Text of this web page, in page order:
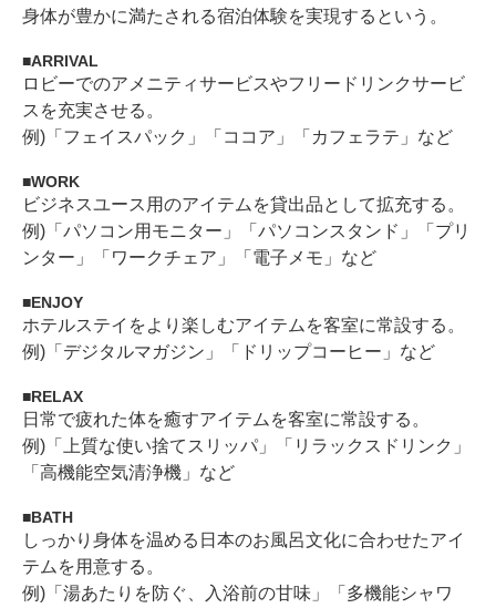
身体が豊かに満たされる宿泊体験を実現するという。
ARRIVAL
ロビーでのアメニティサービスやフリードリンクサービ
スを充実させる。
例)「フェイスパック」「ココア」「カフェラテ」など
WORK
ビジネスユース用のアイテムを貸出品として拡充する。
例)「パソコン用モニター」「パソコンスタンド」「プリ
ンター」「ワークチェア」「電子メモ」など
ENJOY
ホテルステイをより楽しむアイテムを客室に常設する。
例)「デジタルマガジン」「ドリップコーヒー」など
RELAX
日常で疲れた体を癒すアイテムを客室に常設する。
例)「上質な使い捨てスリッパ」「リラックスドリンク」
「高機能空気清浄機」など
BATH
しっかり身体を温める日本のお風呂文化に合わせたアイ
テムを用意する。
例)「湯あたりを防ぐ、入浴前の甘味」「多機能シャワ